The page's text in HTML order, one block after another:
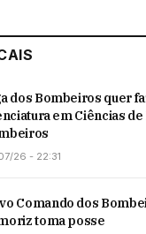
dos Bombeiros quer
em Ciências
26 - 22:31
Comando dos
toma posse